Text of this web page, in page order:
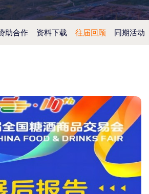
助合作 资料下载 往届回顾 同期活动